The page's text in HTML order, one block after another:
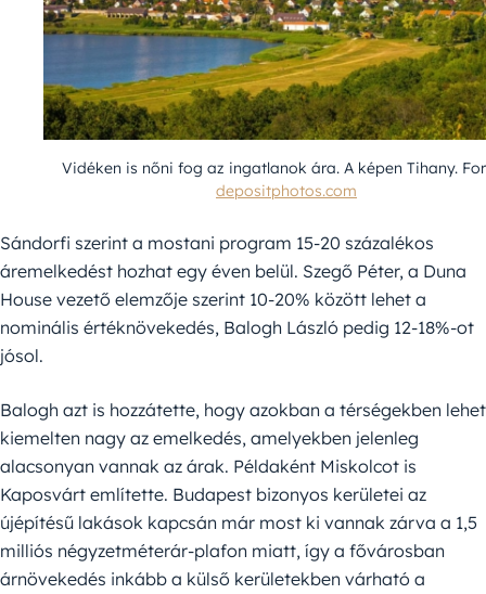
Vidéken is nőni fog az ingatlanok ára. A képen Tihany.
depositphotos.com
Sándorfi szerint a mostani program 15-20 százalékos
áremelkedést hozhat egy éven belül. Szegő Péter, a Duna
House vezető elemzője szerint 10-20% között lehet a
nominális értéknövekedés, Balogh László pedig 12-18%-ot
jósol.
Balogh azt is hozzátette, hogy azokban a térségekben lehet
kiemelten nagy az emelkedés, amelyekben jelenleg
alacsonyan vannak az árak. Példaként Miskolcot is
Kaposvárt említette. Budapest bizonyos kerületei az
újépítésű lakások kapcsán már most ki vannak zárva a 1,5
milliós négyzetméterár-plafon miatt, így a fővárosban
árnövekedés inkább a külső kerületekben várható a